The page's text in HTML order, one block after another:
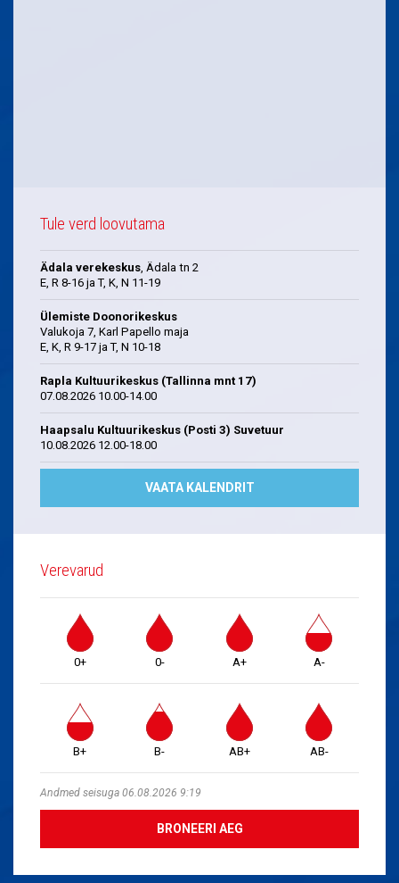
Tule verd loovutama
Ädala verekeskus, Ädala tn 2
E, R 8-16 ja T, K, N 11-19
Ülemiste Doonorikeskus
Valukoja 7, Karl Papello maja
E, K, R 9-17 ja T, N 10-18
Rapla Kultuurikeskus (Tallinna mnt 17)
07.08.2026 10.00-14.00
Haapsalu Kultuurikeskus (Posti 3) Suvetuur
10.08.2026 12.00-18.00
VAATA KALENDRIT
Verevarud
0+ 0- A+ A-
B+ B- AB+ AB-
Andmed seisuga 06.08.2026 9:19
BRONEERI AEG